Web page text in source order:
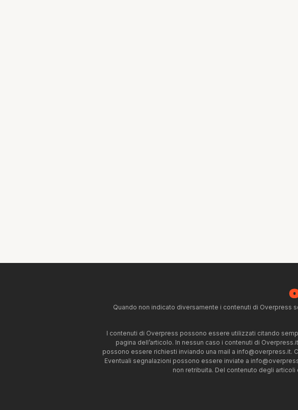
Quando non indicato diversamente i contenuti di Overpress
I contenuti di Overpress possono essere utilizzati citando
pagina dell’articolo. In nessun caso i contenuti di
possono essere richiesti inviando una mail a info@overpress.it.
Eventuali segnalazioni possono essere inviate a
non retribuita. Del contenuto degli